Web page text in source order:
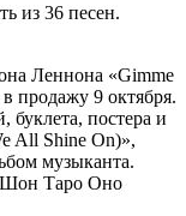
из 36 песен.
Леннона «Gimme
продажу 9 октября.
буклета, постера и
All Shine On)»,
музыканта.
Шон Таро Оно